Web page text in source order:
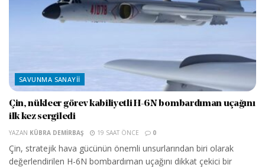
SAVUNMA SANAYII
Çin, nükleer görev kabiliyetli H-6N bombardıman uçağını
ilk kez sergiledi
YAZAN KÜBRA DEMIRBAŞ 19 SAAT ÖNCE 0
Çin, stratejik hava gücünün önemli unsurlarından biri olarak
değerlendirilen H-6N bombardıman uçağını dikkat çekici bir